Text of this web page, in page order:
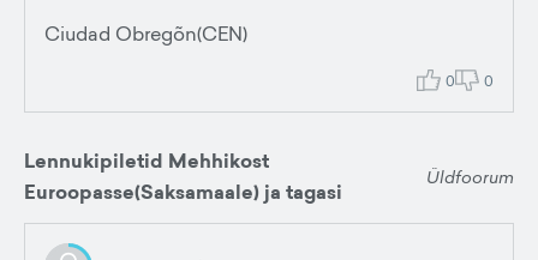
Ciudad Obregõn(CEN)
0 0
Lennukipiletid Mehhikost
Euroopasse(Saksamaale) ja tagasi
Üldfoorum